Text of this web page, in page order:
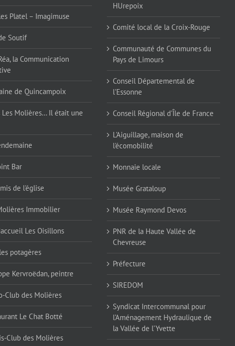
Platel – Imagimuse
Soutif
la Communication
de Quincampoix
Les Molières… Il était une
Bar
de l'église
Immobilier
Les Oisillons
potagères
Kervroëdan, peintre
Club des Molières
Le Chat Botté
Club des Molières
HUrepoix
Comité local de la Croix-Rouge
Communauté de Communes du
Pays de Limours
Conseil Départemental de
l'Essonne
Conseil Régional d'Île de France
L'Aiguillage, maison de
l'écomobilité
Monnaie locale
Musée Grataloup
Musée Raymond Devos
PNR de la Haute Vallée de
Chevreuse
Préfecture
SIREDOM
Syndicat Intercommunal pour
l’Aménagement Hydraulique de
la Vallée de l’Yvette